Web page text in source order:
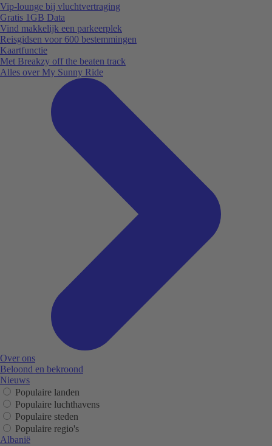
Vip-lounge bij vluchtvertraging
Gratis 1GB Data
Vind makkelijk een parkeerplek
Reisgidsen voor 600 bestemmingen
Kaartfunctie
Met Breakzy off the beaten track
Alles over My Sunny Ride
Over ons
Beloond en bekroond
Nieuws
Populaire landen
Populaire luchthavens
Populaire steden
Populaire regio's
Albanië